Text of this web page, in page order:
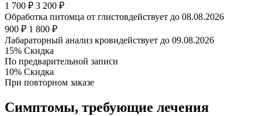
1 700 ₽ 3 200 ₽
Обработка питомца от глистовдействует до 08.08.2026
900 ₽ 1 800 ₽
Лабараторный анализ кровидействует до 09.08.2026
15% Скидка
По предварительной записи
10% Скидка
При повторном заказе
Симптомы, требующие лечения